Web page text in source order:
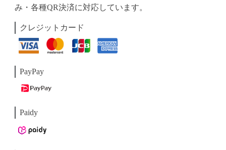
み・各種QR決済に対応しています。
クレジットカード
PayPay
Paidy